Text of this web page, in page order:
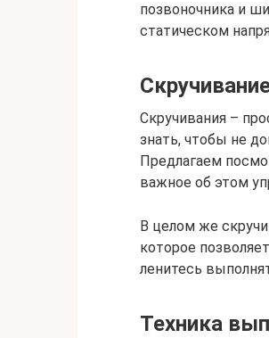
позвоночника и
статическом
Скручивания –
знать, чтобы не
Предлагаем
важное об этом
В целом же
которое
ленитесь
Техника